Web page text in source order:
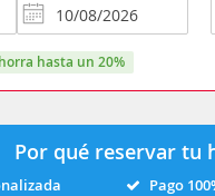
ahorra hasta un 20%
Por qué reservar tu
Pago